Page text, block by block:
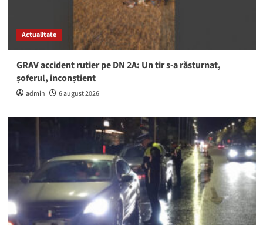
Actualitate
GRAV accident rutier pe DN 2A: Un tir s-a răsturnat,
șoferul, inconștient
admin 6 august 2026